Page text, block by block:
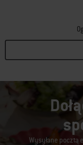
Wysyłane pocztą